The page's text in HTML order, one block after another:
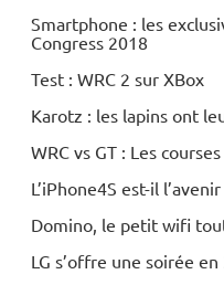
Smartphone : les
Congress 2018
Test : WRC 2 sur XBox
Karotz : les lapins ont
WRC vs GT : Les
L’iPhone4S est-il
Domino, le petit wifi
LG s’offre une soirée